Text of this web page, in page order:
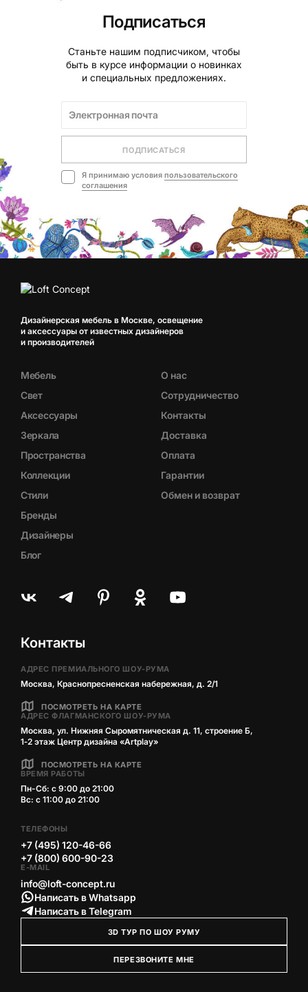
Подписаться
Станьте нашим подписчиком, чтобы
быть в курсе информации о новинках
и специальных предложениях.
ПОДПИСАТЬСЯ
Я принимаю условия пользовательского
соглашения
Дизайнерская мебель в Москве, освещение
и аксессуары от известных дизайнеров
и производителей
Мебель
Свет
Аксессуары
Зеркала
Пространства
Коллекции
Стили
Бренды
Дизайнеры
Блог
О нас
Сотрудничество
Контакты
Доставка
Оплата
Гарантии
Обмен и возврат
Контакты
АДРЕС ПРЕМИАЛЬНОГО ШОУ-РУМА
Москва, Краснопресненская набережная, д. 2/1
ПОСМОТРЕТЬ НА КАРТЕ
АДРЕС ФЛАГМАНСКОГО ШОУ-РУМА
Москва, ул. Нижняя Сыромятническая д. 11, строение Б,
1‑2 этаж Центр дизайна «Artplay»
ПОСМОТРЕТЬ НА КАРТЕ
ВРЕМЯ РАБОТЫ
Пн-Сб: с 9:00 до 21:00
Вс: с 11:00 до 21:00
ТЕЛЕФОНЫ
+7 (495) 120-46-66
+7 (800) 600-90-23
E-MAIL
info@loft-concept.ru
Написать в Whatsapp
Написать в Telegram
3D ТУР ПО ШОУ РУМУ
ПЕРЕЗВОНИТЕ МНЕ